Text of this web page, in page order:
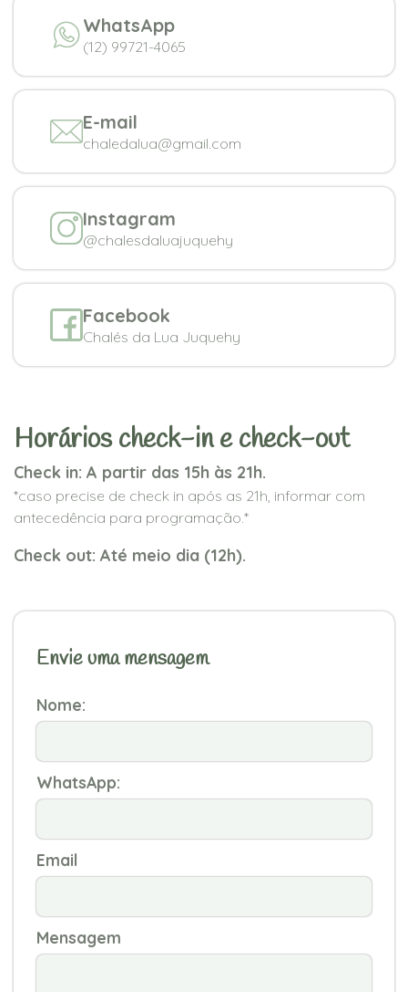
WhatsApp
(12) 99721-4065
E-mail
chaledalua@gmail.com
Instagram
@chalesdaluajuquehy
Facebook
Chalés da Lua Juquehy
Horários check-in e check-out
Check in: A partir das 15h às 21h.
*caso precise de check in após as 21h, informar com
antecedência para programação.*
Check out: Até meio dia (12h).
Envie uma mensagem
Nome:
WhatsApp:
Email
Mensagem